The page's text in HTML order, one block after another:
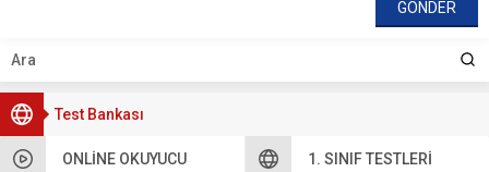
Test Bankası
ONLINE OKUYUCU 1. SINIF TESTLERI